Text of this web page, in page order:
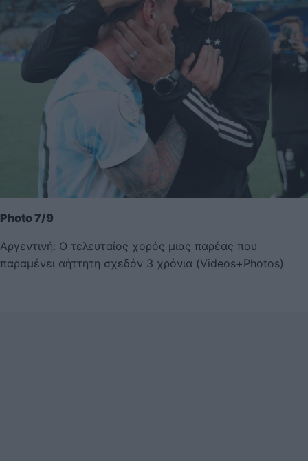
Photo 7/9
Αργεντινή: Ο τελευταίος χορός μιας παρέας που
παραμένει αήττητη σχεδόν 3 χρόνια (Videos+Photos)